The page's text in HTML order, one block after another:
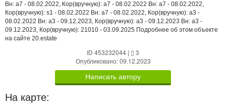
Вн: a7 - 08.02.2022, Кор(вручную): a7 - 08.02.2022 Вн: a7 - 08.02.2022,
Кор(вручную): s1 - 08.02.2022 Вн: a7 - 08.02.2022, Кор(вручную): a3 -
08.02.2022 Вн: a3 - 09.12.2023, Кор(вручную): a3 - 09.12.2023 Вн: a3 -
09.12.2023, Кор(вручную): 21010 - 03.09.2025 Подробнее об этом объекте
на сайте 20.estate
ID 453232044 |
3
Опубликовано: 09.12.2023
Написать автору
На карте: